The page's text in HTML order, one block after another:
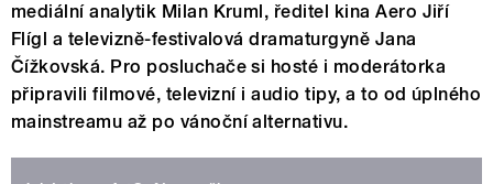
mediální analytik Milan Kruml, ředitel kina Aero Jiří
Flígl a televizně-festivalová dramaturgyně Jana
Čížkovská. Pro posluchače si hosté i moderátorka
připravili filmové, televizní i audio tipy, a to od úplného
mainstreamu až po vánoční alternativu.